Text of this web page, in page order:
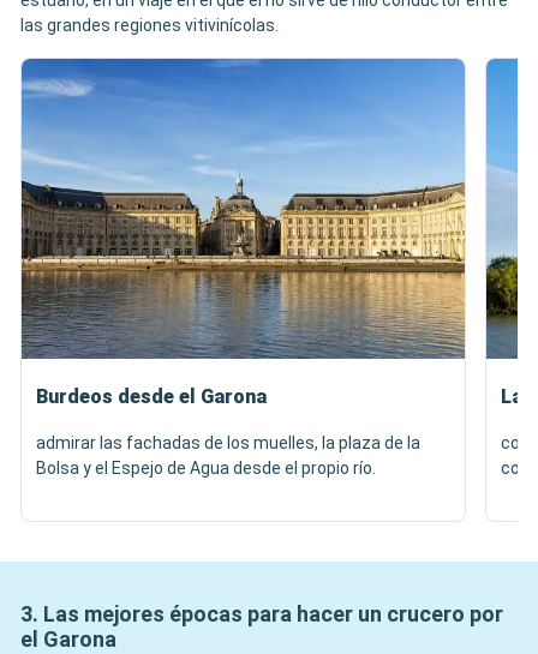
las grandes regiones vitivinícolas.
Burdeos desde el Garona
admirar las fachadas de los muelles, la plaza de la
Bolsa y el Espejo de Agua desde el propio río.
La
3. Las mejores épocas para hacer un crucero por
el Garona